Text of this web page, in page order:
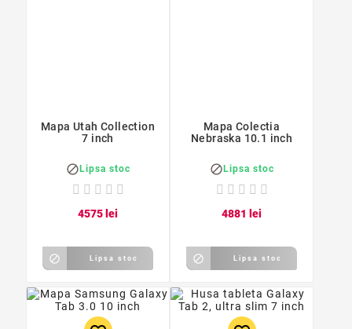
Mapa Utah Collection
7 inch
 Lipsa stoc
4575 lei
 Lipsa stoc
Mapa Colectia
Nebraska 10.1 inch
 Lipsa stoc
4881 lei
 Lipsa stoc